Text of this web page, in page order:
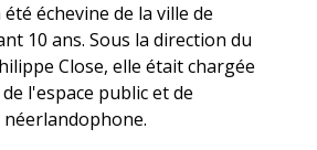
échevine de la ville de
10 ans. Sous la direction du
Close, elle était chargée
l'espace public et de